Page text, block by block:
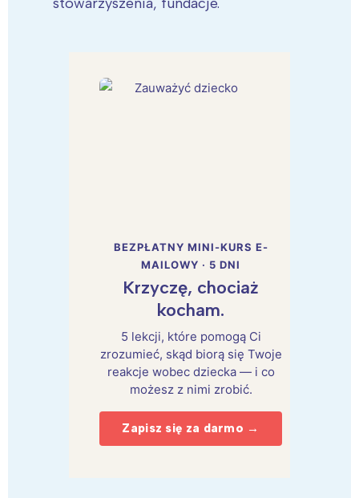
BEZPŁATNY MINI-KURS E-
MAILOWY · 5 DNI
Krzyczę, chociaż
kocham.
5 lekcji, które pomogą Ci
zrozumieć, skąd biorą się Twoje
reakcje wobec dziecka — i co
możesz z nimi zrobić.
Zapisz się za darmo →